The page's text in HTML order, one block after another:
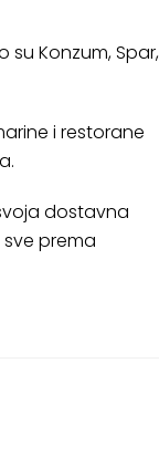
Konzum, Spar,
i restorane
dostavna
prema